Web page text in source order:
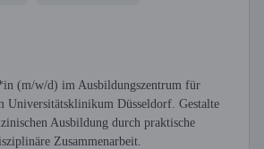
(m/w/d) im Ausbildungszentrum für
Universitätsklinikum Düsseldorf. Gestalte
Ausbildung durch praktische
Zusammenarbeit.